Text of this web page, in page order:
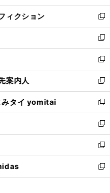
開
く
ウ
で
開
く
ン
ド
ウ
で
開
く
ウ
ィ
ン
ド
ウ
で
開
く
ィクション
新
し
い
ウ
ィ
ン
ド
ウ
で
開
く
新
し
い
ウ
ィ
ン
ド
ウ
で
開
く
新
し
い
ウ
ィ
ン
ド
ウ
で
開
く
案内人
新
し
い
ウ
ィ
ン
ド
ウ
で
開
みタイ yomitai
新
し
い
ウ
ィ
ン
ド
ウ
新
し
い
ウ
ィ
ン
新
し
い
ウ
新
し